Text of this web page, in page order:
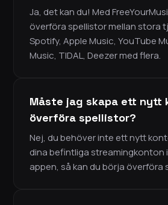
Ja, det kan du! Med
överföra spellistor mellan stora
Spotify, Apple Music, YouTube
Music, TIDAL, Deezer med flera.
Måste jag skapa ett nytt
överföra spellistor?
Nej, du behöver inte ett nytt
dina befintliga streamingkonton
appen, så kan du börja överföra